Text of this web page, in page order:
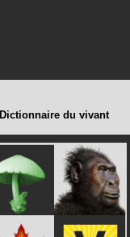
Dictionnaire du vivant